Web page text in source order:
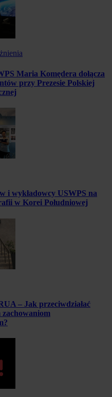
Maria Komędera dołącza
przy Prezesie Polskiej
i wykładowcy USWPS na
w Korei Południowej
– Jak przeciwdziałać